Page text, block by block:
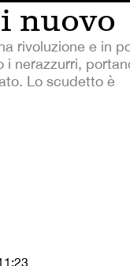
nuovo
rivoluzione e in
i nerazzurri,
Lo scudetto è